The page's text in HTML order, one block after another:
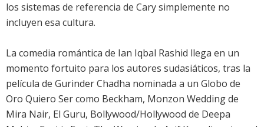
los sistemas de referencia de Cary simplemente no
incluyen esa cultura.
La comedia romántica de Ian Iqbal Rashid llega en un
momento fortuito para los autores sudasiáticos, tras la
película de Gurinder Chadha nominada a un Globo de
Oro Quiero Ser como Beckham, Monzon Wedding de
Mira Nair, El Guru, Bollywood/Hollywood de Deepa